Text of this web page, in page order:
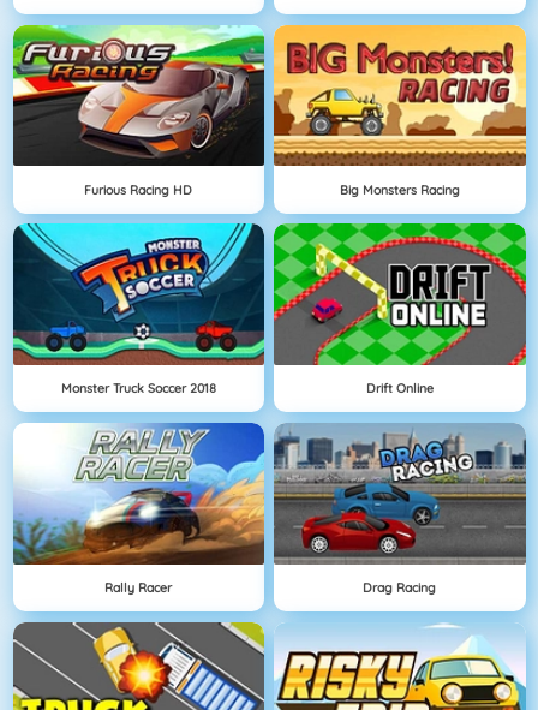
Furious Racing HD Big Monsters Racing
Monster Truck Soccer 2018 Drift Online
Rally Racer Drag Racing